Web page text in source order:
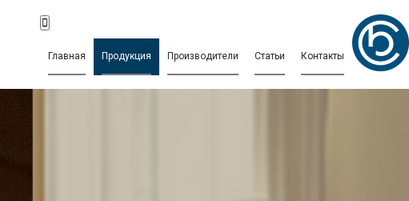
Главная Продукция Производители Статьи Контакты